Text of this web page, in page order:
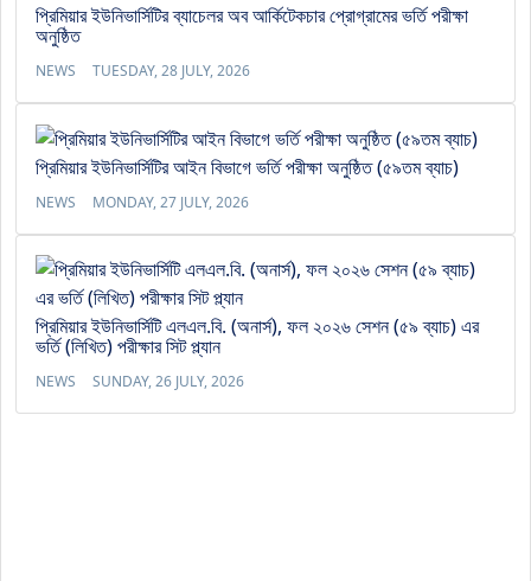
প্রিমিয়ার ইউনিভার্সিটির ব্যাচেলর অব আর্কিটেকচার প্রোগ্রামের ভর্তি পরীক্ষা
অনুষ্ঠিত
NEWS TUESDAY, 28 JULY, 2026
প্রিমিয়ার ইউনিভার্সিটির আইন বিভাগে ভর্তি পরীক্ষা অনুষ্ঠিত (৫৯তম ব্যাচ)
NEWS MONDAY, 27 JULY, 2026
প্রিমিয়ার ইউনিভার্সিটি এলএল.বি. (অনার্স), ফল ২০২৬ সেশন (৫৯ ব্যাচ) এর
ভর্তি (লিখিত) পরীক্ষার সিট প্ল্যান
NEWS SUNDAY, 26 JULY, 2026